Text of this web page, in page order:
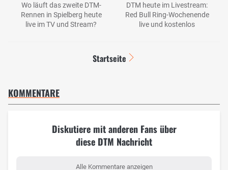
Wo läuft das zweite DTM-
Rennen in Spielberg heute
live im TV und Stream?
DTM heute im Livestream:
Red Bull Ring-Wochenende
live und kostenlos
Startseite
KOMMENTARE
Diskutiere mit anderen Fans über
diese DTM Nachricht
Alle Kommentare anzeigen